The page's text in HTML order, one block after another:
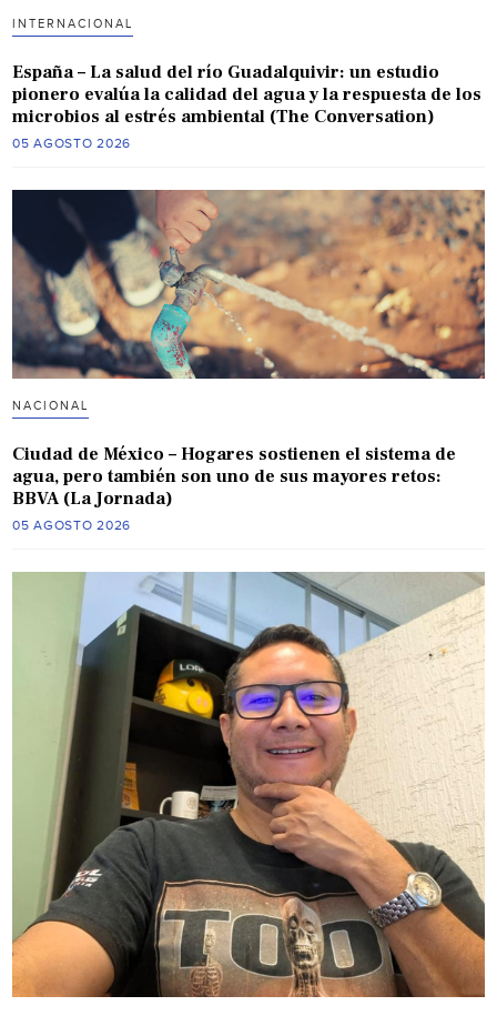
INTERNACIONAL
España – La salud del río Guadalquivir: un estudio
pionero evalúa la calidad del agua y la respuesta de los
microbios al estrés ambiental (The Conversation)
05 AGOSTO 2026
NACIONAL
Ciudad de México – Hogares sostienen el sistema de
agua, pero también son uno de sus mayores retos:
BBVA (La Jornada)
05 AGOSTO 2026